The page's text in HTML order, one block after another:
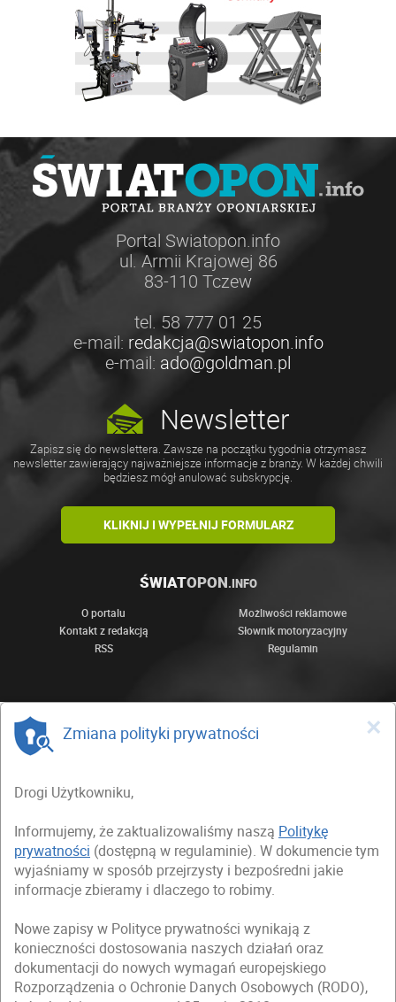
Portal Swiatopon.info
ul. Armii Krajowej 86
83-110 Tczew
tel. 58 777 01 25
e-mail: redakcja@swiatopon.info
e-mail: ado@goldman.pl
Newsletter
Zapisz się do newslettera. Zawsze na początku tygodnia otrzymasz
newsletter zawierający najważniejsze informacje z branży. W każdej chwili
będziesz mógł anulować subskrypcję.
KLIKNIJ I WYPEŁNIJ FORMULARZ
ŚWIATOPON.INFO
O portalu
Możliwości reklamowe
Kontakt z redakcją
Słownik motoryzacyjny
RSS
Regulamin
×
Zmiana polityki prywatności
Drogi Użytkowniku,
Informujemy, że zaktualizowaliśmy naszą Politykę
prywatności (dostępną w regulaminie). W dokumencie tym
wyjaśniamy w sposób przejrzysty i bezpośredni jakie
informacje zbieramy i dlaczego to robimy.
Nowe zapisy w Polityce prywatności wynikają z
konieczności dostosowania naszych działań oraz
dokumentacji do nowych wymagań europejskiego
Rozporządzenia o Ochronie Danych Osobowych (RODO),